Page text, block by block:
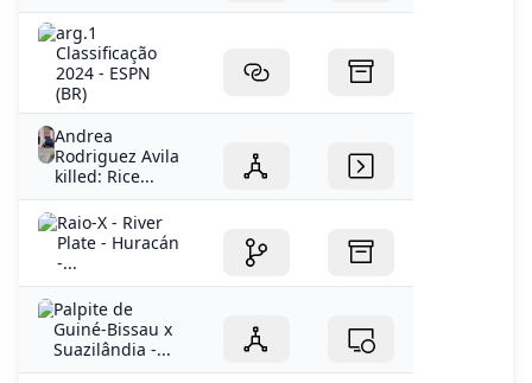
Andrea
Rodriguez Avila
killed: Rice...
Raio-X - River
Plate - Huracán
-...
Palpite de
Guiné-Bissau x
Suazilândia -...
Se confirmó el
día y la hora
del...